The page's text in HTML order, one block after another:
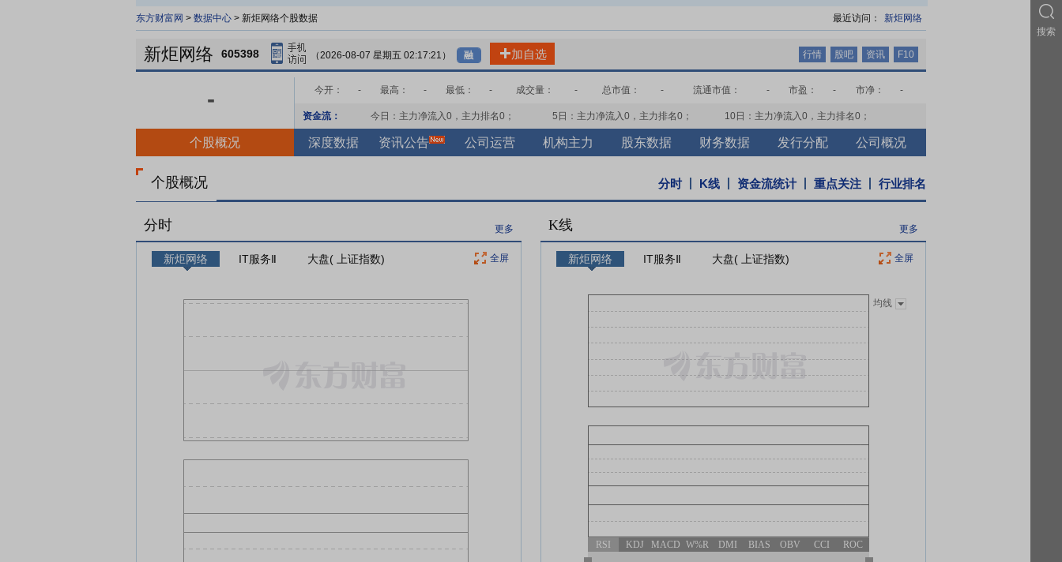
东方财富网 > 数据中心 > 新炬网络个股数据 最近访问： 新炬网络
新炬网络 605398 （2026-08-07 星期五 02:17:21） 融 加自选 行情 股吧 资讯 F10
- 今开： - 最高： - 最低： - 成交量： - 总市值： - 流通市值： - 市盈： - 市净： -
资金流： 今日：主力净流入0 ，主力排名0 ； 5日：主力净流入0 ，主力排名0 ； 10日：主力净流入0 ，主力排名0 ；
个股概况 深度数据 资讯公告 公司运营 机构主力 股东数据 财务数据 发行分配 公司概况
个股概况 分时 K线 资金流统计 重点关注 行业排名
分时 更多
新炬网络 IT服务Ⅱ 大盘( 上证指数) 全屏
K线 更多
新炬网络 IT服务Ⅱ 大盘( 上证指数) 全屏
均线
RSI KDJ MACD W%R DMI BIAS OBV CCI ROC
搜索